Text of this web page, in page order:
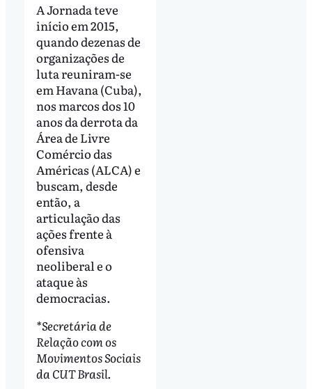
A Jornada teve
início em 2015,
quando dezenas de
organizações de
luta reuniram-se
em Havana (Cuba),
nos marcos dos 10
anos da derrota da
Área de Livre
Comércio das
Américas (ALCA) e
buscam, desde
então, a
articulação das
ações frente à
ofensiva
neoliberal e o
ataque às
democracias.
*Secretária de
Relação com os
Movimentos Sociais
da CUT Brasil.